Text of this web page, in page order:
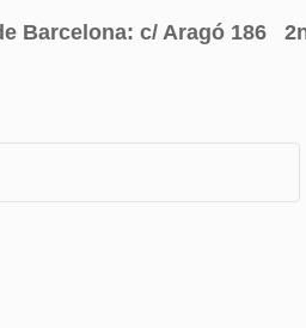
Barcelona: c/ Aragó 186